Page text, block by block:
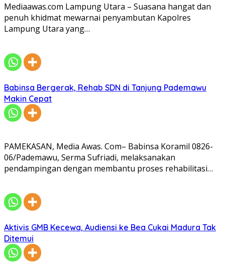
Mediaawas.com Lampung Utara – Suasana hangat dan
penuh khidmat mewarnai penyambutan Kapolres
Lampung Utara yang…
Babinsa Bergerak, Rehab SDN di Tanjung Pademawu
Makin Cepat
PAMEKASAN, Media Awas. Com– Babinsa Koramil 0826-
06/Pademawu, Serma Sufriadi, melaksanakan
pendampingan dengan membantu proses rehabilitasi…
Aktivis GMB Kecewa, Audiensi ke Bea Cukai Madura Tak
Ditemui